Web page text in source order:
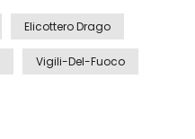
Elicottero Drago
Vigili-Del-Fuoco